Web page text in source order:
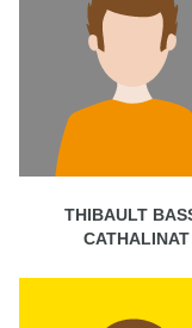
THIBAULT
CATHALINAT